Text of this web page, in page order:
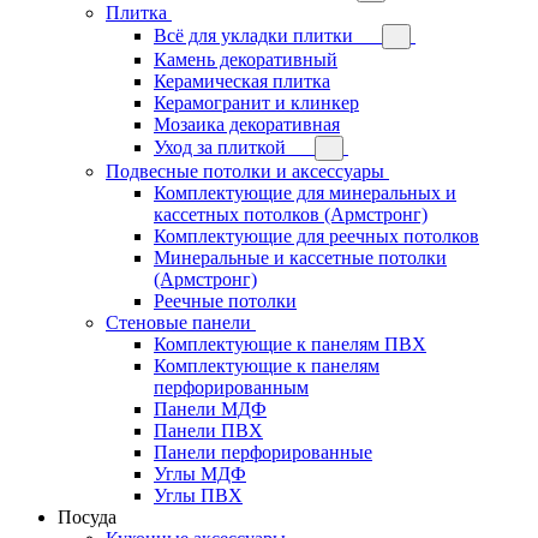
Плитка
Всё для укладки плитки
Камень декоративный
Керамическая плитка
Керамогранит и клинкер
Мозаика декоративная
Уход за плиткой
Подвесные потолки и аксессуары
Комплектующие для минеральных и
кассетных потолков (Армстронг)
Комплектующие для реечных потолков
Минеральные и кассетные потолки
(Армстронг)
Реечные потолки
Стеновые панели
Комплектующие к панелям ПВХ
Комплектующие к панелям
перфорированным
Панели МДФ
Панели ПВХ
Панели перфорированные
Углы МДФ
Углы ПВХ
Посуда